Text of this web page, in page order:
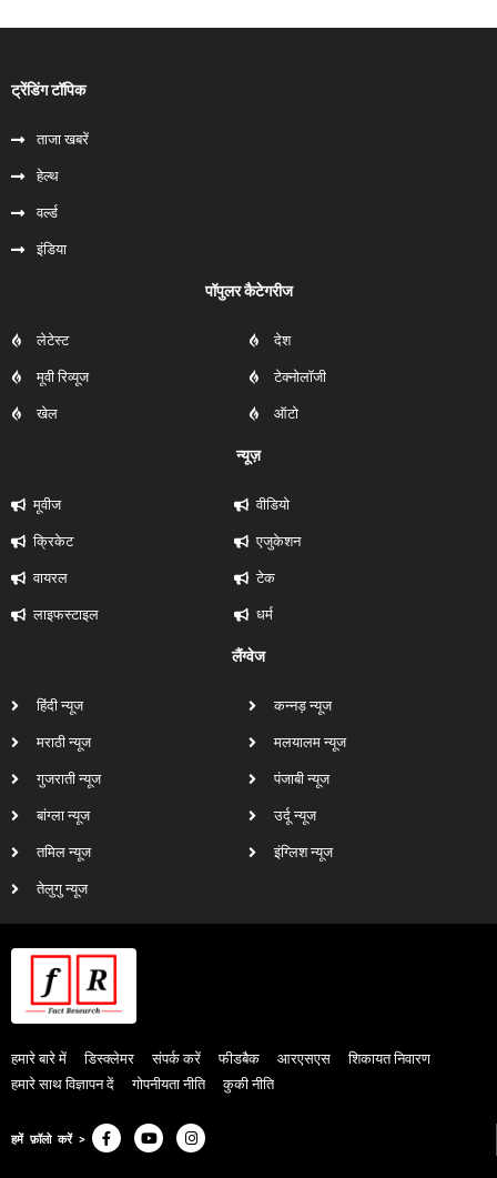
ट्रेंडिंग टॉपिक
ताजा खबरें
हेल्‍थ
वर्ल्ड
इंडिया
पॉपुलर कैटेगरीज
लेटेस्ट
मूवी रिव्यूज
खेल
देश
टेक्नोलॉजी
ऑटो
न्यूज़
मूवीज
क्रिकेट
वायरल
लाइफस्टाइल
वीडियो
एजुकेशन
टेक
धर्म
लैंग्वेज
हिंदी न्यूज
मराठी न्यूज
गुजराती न्यूज
बांग्ला न्यूज
तमिल न्यूज
तेलुगु न्यूज
कन्नड़ न्यूज
मलयालम न्यूज
पंजाबी न्यूज
उर्दू न्यूज
इंग्लिश न्यूज
हमारे बारे में डिस्क्लेमर संपर्क करें फीडबैक आरएसएस
शिकायत निवारण
हमारे साथ विज्ञापन दें
गोपनीयता नीति कुकी नीति
हमें फ़ॉलो करें >